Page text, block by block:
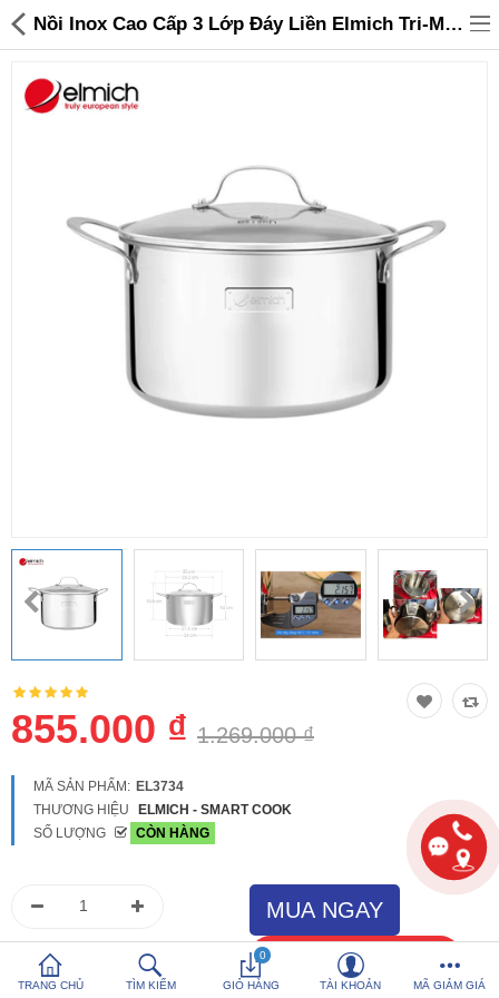
Điện gia dụng
Sản phẩm khác
So sánh Yêu thích (0)
Hotline: 0816 505 655
Tải App SanHangRe nhận Quà
TRANG CHỦ TÌM KIẾM
0
GIỎ HÀNG TÀI KHOẢN MÃ GIẢM GIÁ
Nồi Inox Cao Cấp 3 Lớp Đáy Liền Elmich Tri-Max 24cm EL3734 chính hãng - 855,000 | Sanhangre
855.000 ₫ 1.269.000 ₫
MÃ SẢN PHẨM: EL3734
THƯƠNG HIỆU
ELMICH - SMART COOK
SỐ LƯỢNG
CÒN HÀNG